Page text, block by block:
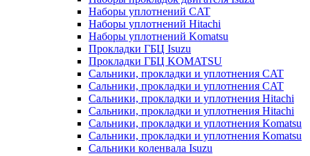
Наборы уплотнений CAT
Наборы уплотнений Hitachi
Наборы уплотнений Komatsu
Прокладки ГБЦ Isuzu
Прокладки ГБЦ KOMATSU
Сальники, прокладки и уплотнения CAT
Сальники, прокладки и уплотнения CAT
Сальники, прокладки и уплотнения Hitachi
Сальники, прокладки и уплотнения Hitachi
Сальники, прокладки и уплотнения Komatsu
Сальники, прокладки и уплотнения Komatsu
Сальники коленвала Isuzu